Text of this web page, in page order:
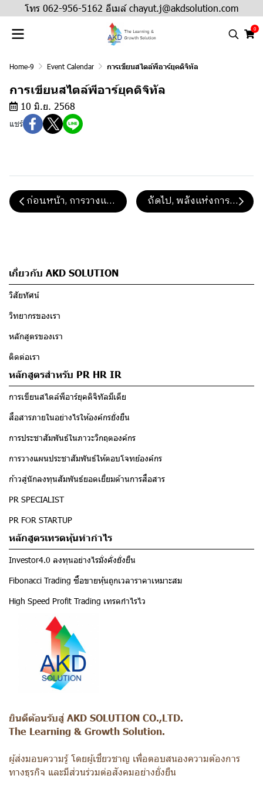
โทร 062-956-5162 อีเมล์ chayut.j@akdsolution.com
0
Home-9 Event Calendar การเขียนสไตล์พีอาร์ยุคดิจิทัล
การเขียนสไตล์พีอาร์ยุคดิจิทัล
10 มิ.ย. 2568
แชร์
ก่อนหน้า, การวางแผนประชาสัมพันธ์และสื่อสารองค์กร
ถัดไป, พลังแห่งการสื่อสา
เกี่ยวกับ AKD SOLUTION
วิสัยทัศน์
วิทยากรของเรา
หลักสูตรของเรา
ติดต่อเรา
หลักสูตรสำหรับ PR HR IR
การเขียนสไตล์พีอาร์ยุคดิจิทัลมีเดีย
สื่อสารภายในอย่างไรให้องค์กรยั่งยืน
การประชาสัมพันธ์ในภาวะวิกฤตองค์กร
การวางแผนประชาสัมพันธ์ให้ตอบโจทย์องค์กร
ก้าวสู่นักลงทุนสัมพันธ์ยอดเยี่ยมด้านการสื่อสาร
PR SPECIALIST
PR FOR STARTUP
หลักสูตรเทรดหุ้นทำกำไร
Investor4.0 ลงทุนอย่างไรมั่งคั่งยั่งยืน
Fibonacci Trading ซื้อขายหุ้นถูกเวลาราคาเหมาะสม
High Speed Profit Trading เทรดกำไรไว
ยินดีต้อนรับสู่ AKD SOLUTION CO.,LTD.
The Learning & Growth Solution.
ผู้ส่งมอบความรู้ โดยผู้เชี่ยวชาญ เพื่อตอบสนองความต้องการ
ทางธุรกิจ และมีส่วนร่วมต่อสังคมอย่างยั่งยืน